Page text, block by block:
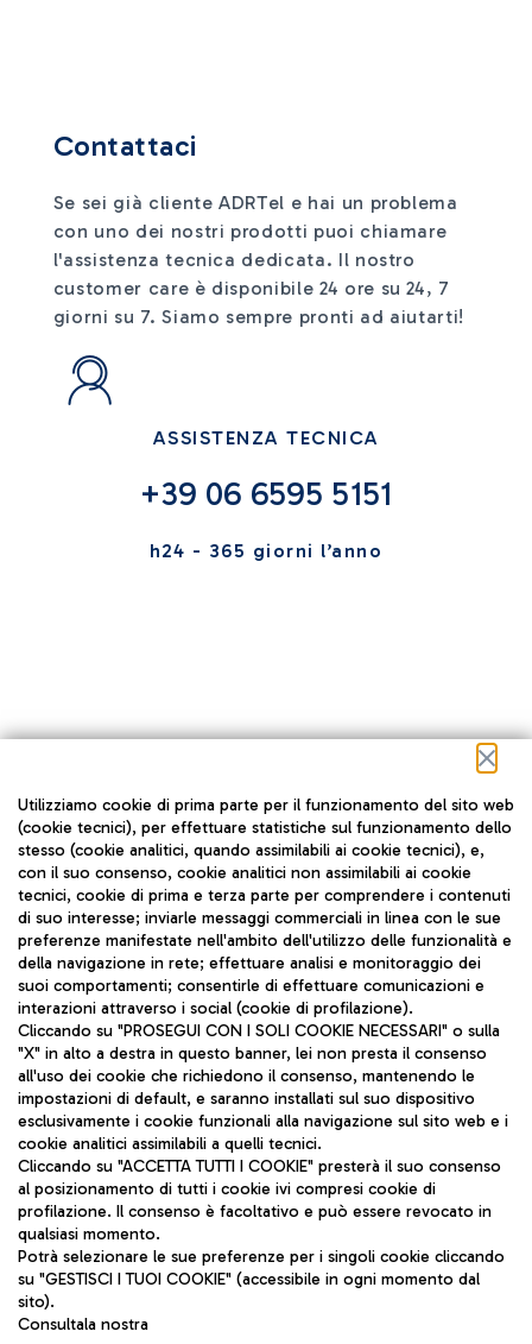
Contattaci
Se sei già cliente ADRTel e hai un problema
con uno dei nostri prodotti puoi chiamare
l'assistenza tecnica dedicata. Il nostro
customer care è disponibile 24 ore su 24, 7
giorni su 7. Siamo sempre pronti ad aiutarti!
ASSISTENZA TECNICA
+39 06 6595 5151
h24 - 365 giorni l’anno
ADR Tel S.p.A - Società soggetta a direzione e
coordinamento di Aeroporti di Roma S.p.A
Via Pier Paolo Racchetti 1 - 00054 Fiumicino
(RM) Tel: +39 06 65951
Mappa sito
Utilizziamo cookie di prima parte per il funzionamento del sito web
(cookie tecnici), per effettuare statistiche sul funzionamento dello
stesso (cookie analitici, quando assimilabili ai cookie tecnici), e,
con il suo consenso, cookie analitici non assimilabili ai cookie
tecnici, cookie di prima e terza parte per comprendere i contenuti
di suo interesse; inviarle messaggi commerciali in linea con le sue
preferenze manifestate nell'ambito dell'utilizzo delle funzionalità e
della navigazione in rete; effettuare analisi e monitoraggio dei
suoi comportamenti; consentirle di effettuare comunicazioni e
interazioni attraverso i social (cookie di profilazione).
Cliccando su "PROSEGUI CON I SOLI COOKIE NECESSARI" o sulla
"X" in alto a destra in questo banner, lei non presta il consenso
all'uso dei cookie che richiedono il consenso, mantenendo le
impostazioni di default, e saranno installati sul suo dispositivo
esclusivamente i cookie funzionali alla navigazione sul sito web e i
cookie analitici assimilabili a quelli tecnici.
Cliccando su "ACCETTA TUTTI I COOKIE" presterà il suo consenso
al posizionamento di tutti i cookie ivi compresi cookie di
profilazione. Il consenso è facoltativo e può essere revocato in
qualsiasi momento.
Potrà selezionare le sue preferenze per i singoli cookie cliccando
su "GESTISCI I TUOI COOKIE" (accessibile in ogni momento dal
sito).
Consultala nostra